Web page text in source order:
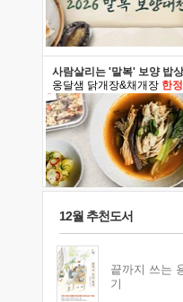
사람살리는 '말복' 보양 밥상
옹달샘 닭개장&채개장 한
12월 추천도서
끝까지 쓰는
기